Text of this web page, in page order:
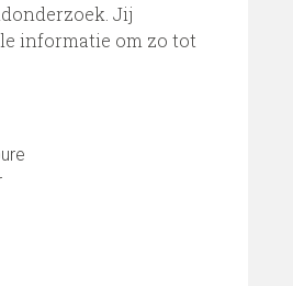
Jij
informatie om zo tot